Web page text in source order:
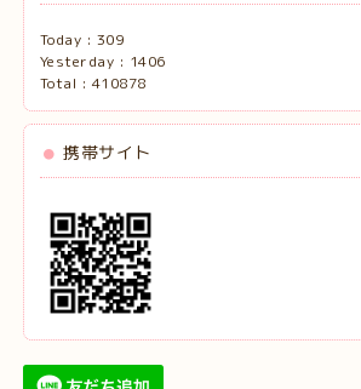
Today : 309
Yesterday : 1406
Total : 410878
携帯サイト